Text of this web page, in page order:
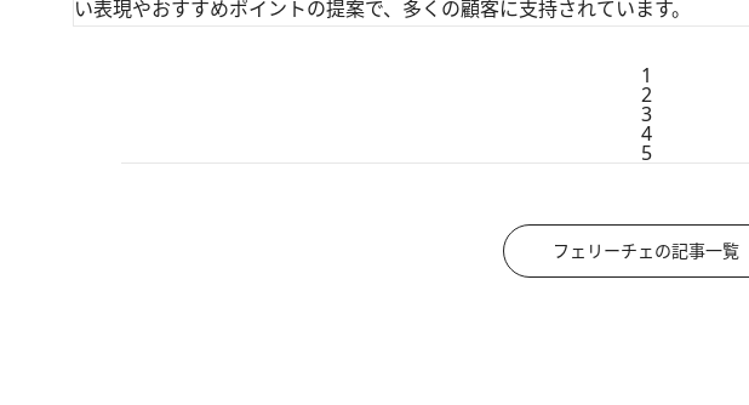
い表現やおすすめポイントの提案で、多くの顧客に支持されています。
1
2
3
4
5
フェリーチェの記事一覧